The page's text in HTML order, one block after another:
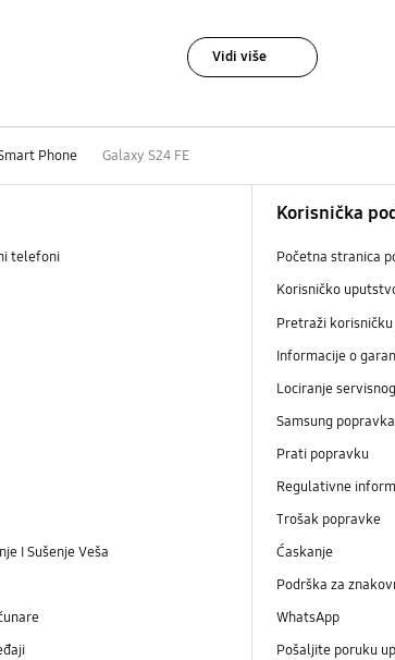
Vidi više
Phone Galaxy S24 FE
telefoni
I Sušenje Veša
Korisnička
Početna stranica
Korisničko
Pretraži
Informacije o
Lociranje
Samsung popravka
Prati popravku
Regulativne
Trošak popravke
Ćaskanje
Podrška za
WhatsApp
Pošaljite poruku